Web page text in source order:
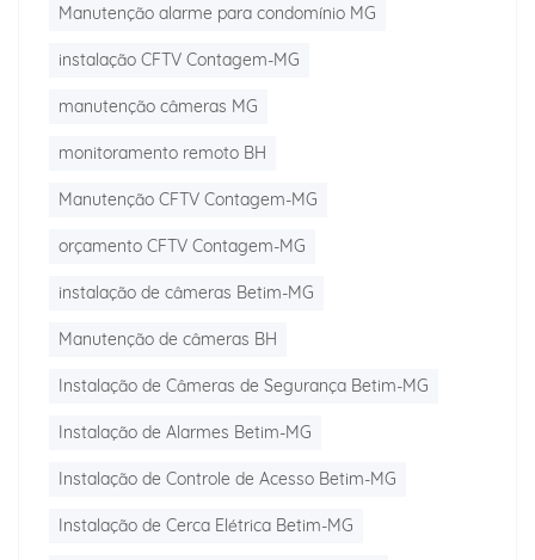
Manutenção alarme para condomínio MG
instalação CFTV Contagem-MG
manutenção câmeras MG
monitoramento remoto BH
Manutenção CFTV Contagem-MG
orçamento CFTV Contagem-MG
instalação de câmeras Betim-MG
Manutenção de câmeras BH
Instalação de Câmeras de Segurança Betim-MG
Instalação de Alarmes Betim-MG
Instalação de Controle de Acesso Betim-MG
Instalação de Cerca Elétrica Betim-MG